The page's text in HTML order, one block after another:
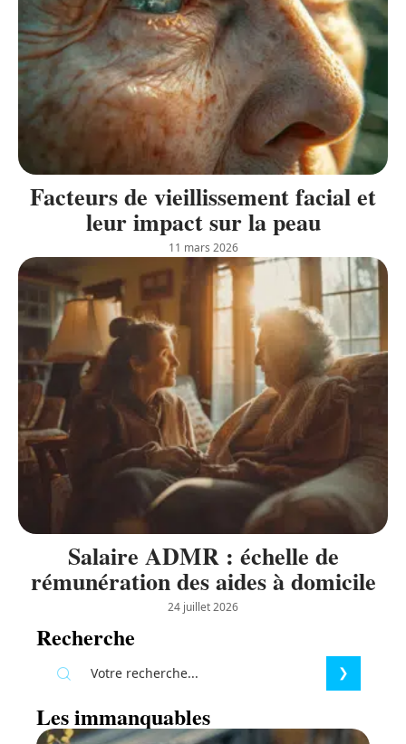
Facteurs de vieillissement facial et
leur impact sur la peau
11 mars 2026
Salaire ADMR : échelle de
rémunération des aides à domicile
24 juillet 2026
Recherche
Les immanquables